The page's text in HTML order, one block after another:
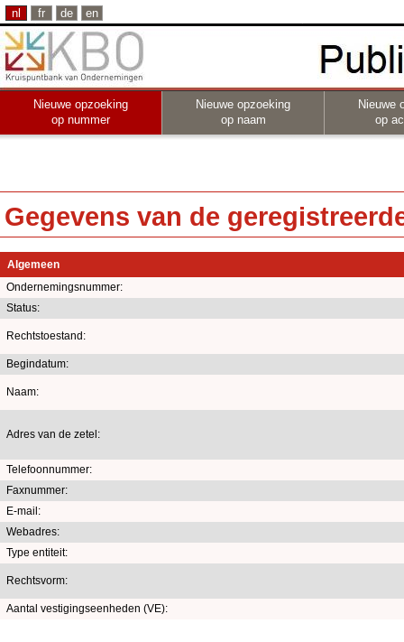
nl fr de en
Nieuwe opzoeking
op nummer
Nieuwe opzoeking
op naam
Nieuwe
op
Gegevens van de
Algemeen
Ondernemingsnummer:
Status:
Rechtstoestand:
Begindatum:
Naam:
Adres van de zetel:
Telefoonnummer:
Faxnummer:
E-mail:
Webadres:
Type entiteit:
Rechtsvorm:
Aantal vestigingseenheden (VE):